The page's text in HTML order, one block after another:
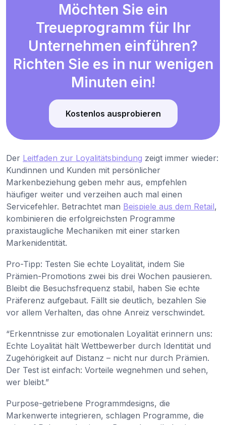
Möchten Sie ein
Treueprogramm für Ihr
Unternehmen einführen?
Richten Sie es in nur wenigen
Minuten ein!
Kostenlos ausprobieren
Der Leitfaden zur Loyalitätsbindung zeigt immer wieder:
Kundinnen und Kunden mit persönlicher
Markenbeziehung geben mehr aus, empfehlen
häufiger weiter und verzeihen auch mal einen
Servicefehler. Betrachtet man Beispiele aus dem Retail,
kombinieren die erfolgreichsten Programme
praxistaugliche Mechaniken mit einer starken
Markenidentität.
Pro-Tipp: Testen Sie echte Loyalität, indem Sie
Prämien-Promotions zwei bis drei Wochen pausieren.
Bleibt die Besuchsfrequenz stabil, haben Sie echte
Präferenz aufgebaut. Fällt sie deutlich, bezahlen Sie
vor allem Verhalten, das ohne Anreiz verschwindet.
“Erkenntnisse zur emotionalen Loyalität erinnern uns:
Echte Loyalität hält Wettbewerber durch Identität und
Zugehörigkeit auf Distanz – nicht nur durch Prämien.
Der Test ist einfach: Vorteile wegnehmen und sehen,
wer bleibt.”
Purpose-getriebene Programmdesigns, die
Markenwerte integrieren, schlagen Programme, die